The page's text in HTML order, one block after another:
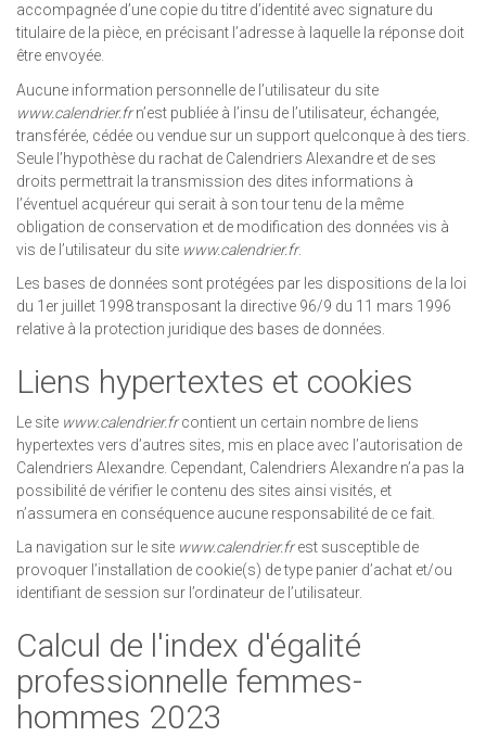
accompagnée d’une copie du titre d’identité avec signature du
titulaire de la pièce, en précisant l’adresse à laquelle la réponse doit
être envoyée.
Aucune information personnelle de l’utilisateur du site
www.calendrier.frn’est publiée à l’insu de l’utilisateur, échangée,
transférée, cédée ou vendue sur un support quelconque à des tiers.
Seule l’hypothèse du rachat de Calendriers Alexandre et de ses
droits permettrait la transmission des dites informations à
l’éventuel acquéreur qui serait à son tour tenu de la même
obligation de conservation et de modification des données vis à
vis de l’utilisateur du site www.calendrier.fr.
Les bases de données sont protégées par les dispositions de la loi
du 1er juillet 1998 transposant la directive 96/9 du 11 mars 1996
relative à la protection juridique des bases de données.
Liens hypertextes et cookies
Le site www.calendrier.frcontient un certain nombre de liens
hypertextes vers d’autres sites, mis en place avec l’autorisation de
Calendriers Alexandre. Cependant, Calendriers Alexandre n’a pas la
possibilité de vérifier le contenu des sites ainsi visités, et
n’assumera en conséquence aucune responsabilité de ce fait.
La navigation sur le site www.calendrier.frest susceptible de
provoquer l’installation de cookie(s) de type panier d’achat et/ou
identifiant de session sur l’ordinateur de l’utilisateur.
Calcul de l'index d'égalité
professionnelle femmes-
hommes 2023